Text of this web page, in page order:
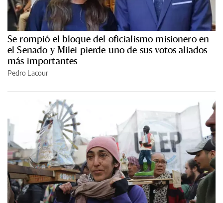
Se rompió el bloque del oficialismo misionero en
el Senado y Milei pierde uno de sus votos aliados
más importantes
Pedro Lacour